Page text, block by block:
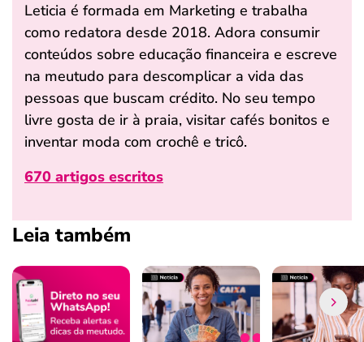
Leticia é formada em Marketing e trabalha
como redatora desde 2018. Adora consumir
conteúdos sobre educação financeira e escreve
na meutudo para descomplicar a vida das
pessoas que buscam crédito. No seu tempo
livre gosta de ir à praia, visitar cafés bonitos e
inventar moda com crochê e tricô.
670 artigos escritos
Leia também